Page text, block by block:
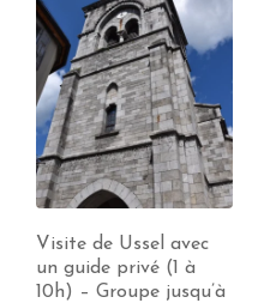
Visite de Ussel avec
un guide privé (1 à
10h) – Groupe jusqu’à